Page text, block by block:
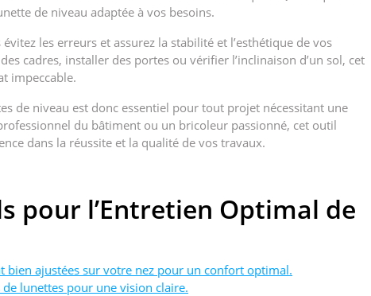
de niveau adaptée à vos besoins.
les erreurs et assurez la stabilité et l’esthétique de vos
cadres, installer des portes ou vérifier l’inclinaison d’un sol, cet
impeccable.
de niveau est donc essentiel pour tout projet nécessitant une
du bâtiment ou un bricoleur passionné, cet outil
dans la réussite et la qualité de vos travaux.
pour l’Entretien Optimal de
bien ajustées sur votre nez pour un confort optimal.
lunettes pour une vision claire.